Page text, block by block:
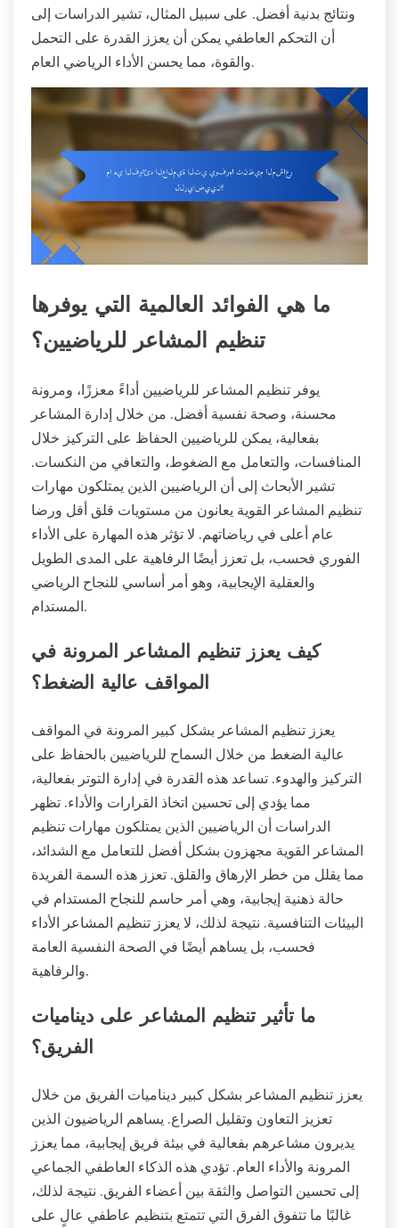
ونتائج بدنية أفضل. على سبيل المثال، تشير الدراسات إلى
أن التحكم العاطفي يمكن أن يعزز القدرة على التحمل
والقوة، مما يحسن الأداء الرياضي العام.
ما هي الفوائد العالمية التي يوفرها
تنظيم المشاعر للرياضيين؟
يوفر تنظيم المشاعر للرياضيين أداءً معززًا، ومرونة
محسنة، وصحة نفسية أفضل. من خلال إدارة المشاعر
بفعالية، يمكن للرياضيين الحفاظ على التركيز خلال
المنافسات، والتعامل مع الضغوط، والتعافي من النكسات.
تشير الأبحاث إلى أن الرياضيين الذين يمتلكون مهارات
تنظيم المشاعر القوية يعانون من مستويات قلق أقل ورضا
عام أعلى في رياضاتهم. لا تؤثر هذه المهارة على الأداء
الفوري فحسب، بل تعزز أيضًا الرفاهية على المدى الطويل
والعقلية الإيجابية، وهو أمر أساسي للنجاح الرياضي
المستدام.
كيف يعزز تنظيم المشاعر المرونة في
المواقف عالية الضغط؟
يعزز تنظيم المشاعر بشكل كبير المرونة في المواقف
عالية الضغط من خلال السماح للرياضيين بالحفاظ على
التركيز والهدوء. تساعد هذه القدرة في إدارة التوتر بفعالية،
مما يؤدي إلى تحسين اتخاذ القرارات والأداء. تظهر
الدراسات أن الرياضيين الذين يمتلكون مهارات تنظيم
المشاعر القوية مجهزون بشكل أفضل للتعامل مع الشدائد،
مما يقلل من خطر الإرهاق والقلق. تعزز هذه السمة الفريدة
حالة ذهنية إيجابية، وهي أمر حاسم للنجاح المستدام في
البيئات التنافسية. نتيجة لذلك، لا يعزز تنظيم المشاعر الأداء
فحسب، بل يساهم أيضًا في الصحة النفسية العامة
والرفاهية.
ما تأثير تنظيم المشاعر على ديناميات
الفريق؟
يعزز تنظيم المشاعر بشكل كبير ديناميات الفريق من خلال
تعزيز التعاون وتقليل الصراع. يساهم الرياضيون الذين
يديرون مشاعرهم بفعالية في بيئة فريق إيجابية، مما يعزز
المرونة والأداء العام. تؤدي هذه الذكاء العاطفي الجماعي
إلى تحسين التواصل والثقة بين أعضاء الفريق. نتيجة لذلك،
غالبًا ما تتفوق الفرق التي تتمتع بتنظيم عاطفي عالٍ على